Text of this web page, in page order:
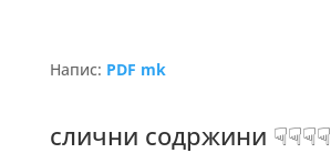
Напис: PDF mk
слични содржини ☟☟☟☟